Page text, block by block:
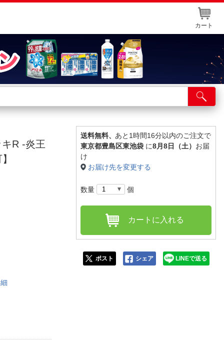
カート
舗サービス
ト取り置き
舗情報・店舗一覧
R -炎王
送料無料、 あと1時間16分以内のご注文で
東京都豊島区東池袋 に8月8日（土） お届
け
お届け先を変更する
数量 個
カートに入れる
ポスト シェア LINEで送る